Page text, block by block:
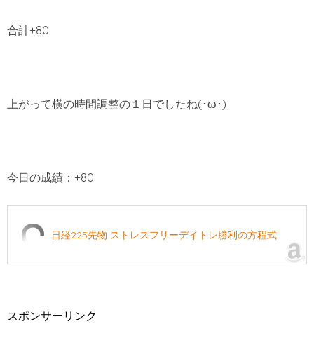
合計+80
上がって横の時間調整の１日でしたね(･ω･)
今日の成績：+80
日経225先物 ストレスフリーデイトレ勝利の方程式
スポンサーリンク